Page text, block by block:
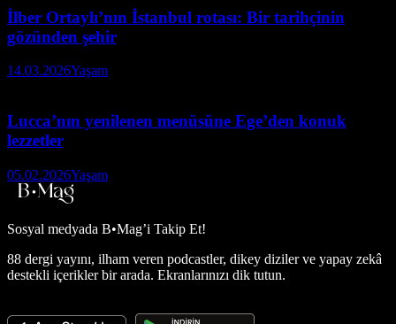
İlber Ortaylı’nın İstanbul rotası: Bir tarihçinin
gözünden şehir
14.03.2026Yaşam
Lucca’nın yenilenen menüsüne Ege’den konuk
lezzetler
05.02.2026Yaşam
Sosyal medyada B•Mag’i Takip Et!
88 dergi yayını, ilham veren podcastler, dikey diziler ve yapay zekâ
destekli içerikler bir arada. Ekranlarınızı dik tutun.